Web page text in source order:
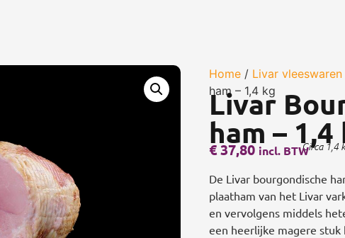
Home/ Livar
ham – 1,4 kg
Livar
ham – 1,4
Circa 1,4
€37,80 incl. BTW
De Livar bourgondische
plaatham van het Livar
en vervolgens middels
een heerlijke magere